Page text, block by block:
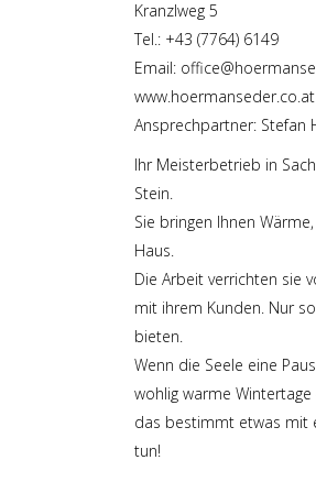
Kranzlweg 5
Tel.: +43 (7764) 6149
Email:
www.hoermanseder.co.at
Ansprechpartner: Stefan
Ihr Meisterbetrieb in
Stein.
Sie bringen Ihnen
Haus.
Die Arbeit verrichten sie
mit ihrem Kunden. Nur
bieten.
Wenn die Seele eine
wohlig warme
das bestimmt etwas mit
tun!